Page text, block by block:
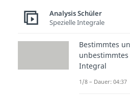
längsten Seite
Pythagoras
erfüllt ist,
rechten
Äquivalente
sich auch
Analysis Schüler
Spezielle Integrale
Bestimmtes
unbestimmtes
Integral
1/8 – Dauer: 04:37